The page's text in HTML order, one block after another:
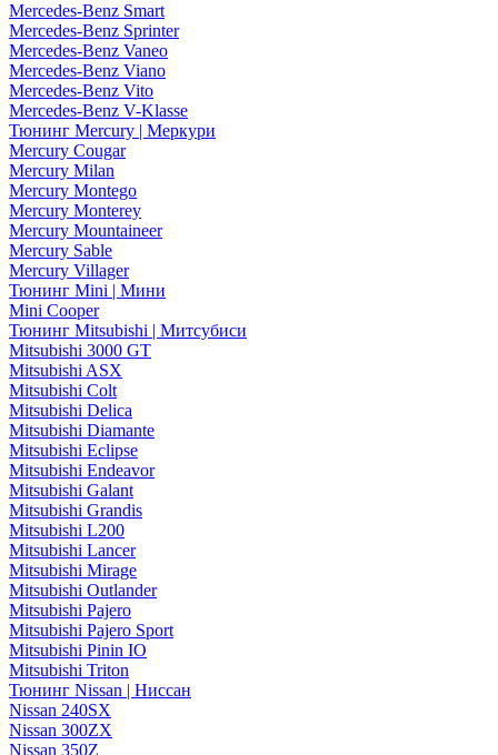
Mercedes-Benz Smart
Mercedes-Benz Sprinter
Mercedes-Benz Vaneo
Mercedes-Benz Viano
Mercedes-Benz Vito
Mercedes-Benz V-Klasse
Тюнинг Mercury | Меркури
Mercury Cougar
Mercury Milan
Mercury Montego
Mercury Monterey
Mercury Mountaineer
Mercury Sable
Mercury Villager
Тюнинг Mini | Мини
Mini Cooper
Тюнинг Mitsubishi | Митсубиси
Mitsubishi 3000 GT
Mitsubishi ASX
Mitsubishi Colt
Mitsubishi Delica
Mitsubishi Diamante
Mitsubishi Eclipse
Mitsubishi Endeavor
Mitsubishi Galant
Mitsubishi Grandis
Mitsubishi L200
Mitsubishi Lancer
Mitsubishi Mirage
Mitsubishi Outlander
Mitsubishi Pajero
Mitsubishi Pajero Sport
Mitsubishi Pinin IO
Mitsubishi Triton
Тюнинг Nissan | Ниссан
Nissan 240SX
Nissan 300ZX
Nissan 350Z